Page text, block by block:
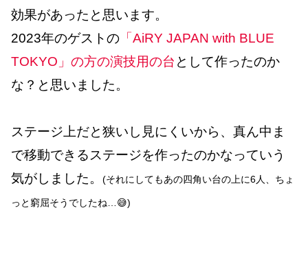
効果があったと思います。
2023年のゲストの 「AiRY JAPAN with BLUE
TOKYO」の方の演技用の台 として作ったのか
な？と思いました。
ステージ上だと狭いし見にくいから、真ん中ま
で移動できるステージを作ったのかなっていう
気がしました。
(それにしてもあの四角い台の上に6人、ちょ
っと窮屈そうでしたね…😅)